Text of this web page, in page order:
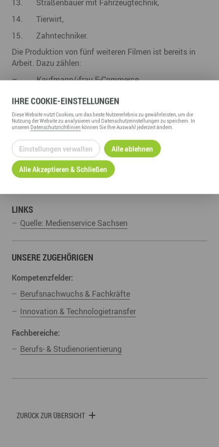
13. Straßenbauer mit Fahrzeugtechnik,
14. Tierwirt,
15. Zahntechniker.
Die Produktion von fünf weiteren Filmen ist bereits in
Arbeit. Dazu zählen:
– Kaufmann/-frau E-Commerce,
– Pharmakant,
– Gestalter/-in visuelles Marketing,
– Fluglotse,
– Fachinformatiker/in der Fachrichtung
Systemintegration.
05.11.2020
LINKS
Quelle: Medienservice Sachsen
UNSERE ZUGEHÖRIGEN
Kompetenzfelder:
Berufsnachwuchs & Fachkräfte
Innovation & Technologietransfer
Fachbereiche:
Berufs- & Studienorientierung
ZURÜCK ZUR ÜBERSICHT
IHRECOOKIE-EINSTELLUNGEN
DieseWebsitenutzt Cookies, um das beste Nutzererlebnis zu gewährleisten, um die
Nutzung derWebsitezu analysieren und Datenschutzeinstellungen zu speichern. In
unseren Datenschutzrichtlinien können Sie Ihre Auswahl jederzeit ändern.
Einstellungen verwalten Alle ablehnen
Alle Akzeptieren & Schließen